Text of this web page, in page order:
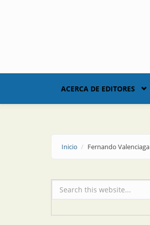
ACERCA DE EDITORES
Inicio Fernando Valenciaga
Formulario de búsqueda